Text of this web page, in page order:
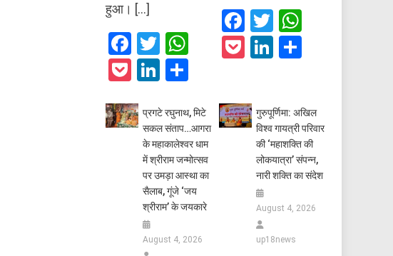
हुआ। […]
Facebook
TwitterWhatsApp
PocketLinkedIn
Facebook
Twitter
PocketLinkedIn
प्रगटे रघुनाथ, मिटे
सकल संताप…आगरा
के महाकालेश्वर धाम
में श्रीराम जन्मोत्सव
पर उमड़ा आस्था का
सैलाब, गूंजे ‘जय
श्रीराम’ के जयकारे
August 4, 2026
गुरुपूर्णिमा: अखिल
विश्व गायत्री परिवार
की ‘महाशक्ति की
लोकयात्रा’ संपन्न,
नारी शक्ति का संदेश
August 4, 2026
up18news